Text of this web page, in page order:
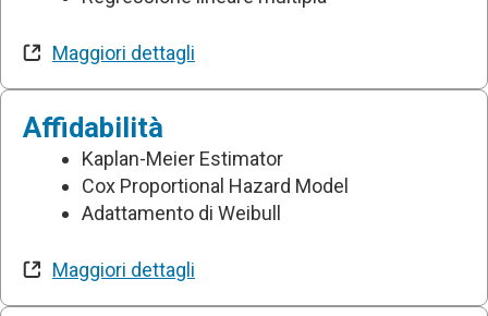
Maggiori dettagli
Affidabilità
Kaplan-Meier Estimator
Cox Proportional Hazard Model
Adattamento di Weibull
Maggiori dettagli